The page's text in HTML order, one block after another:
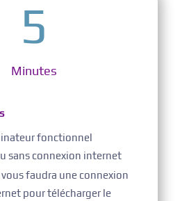
5
Minutes
fonctionnel
sans connexion internet
vous faudra une connexion
pour télécharger le